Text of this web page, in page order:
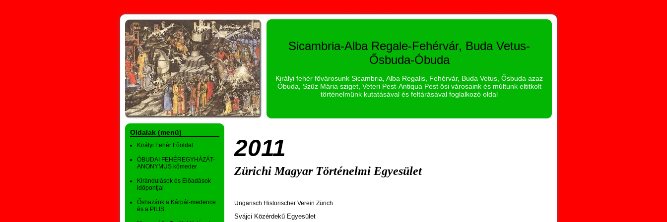
Sicambria-Alba Regale-Fehérvár, Buda Vetus-
Ősbuda-Óbuda
Királyi fehér fővárosunk Sicambria, Alba Regalis, Fehérvár, Buda Vetus, Ősbuda azaz
Óbuda, Szűz Mária sziget, Veteri Pest-Antiqua Pest ősi városaink és múltunk eltitkolt
történelmünk kutatásával és feltárásával foglalkozó oldal
Oldalak (menü)
Királyi Fehér Főoldal
ÓBUDAI FEHÉREGYHÁZÁT-
ANONYMUS kőmeder
Kirándulások és Előadások
időpontjai
Őshazánk a Kárpát-medence
és a PILIS
2011
Zürichi Magyar Történelmi Egyesület
Ungarisch Historischer Verein Zürich
Svájci Közérdekű Egyesület